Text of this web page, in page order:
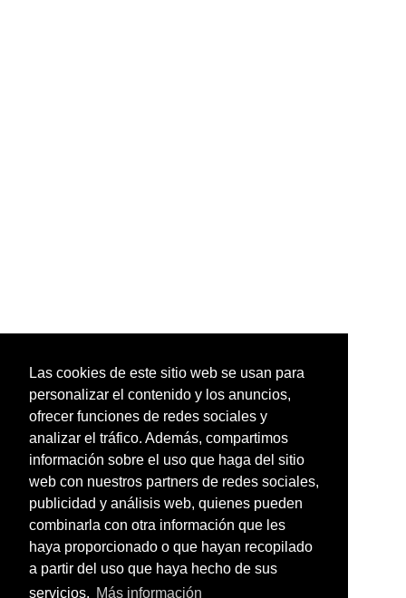
Las cookies de este sitio web se usan para
personalizar el contenido y los anuncios,
ofrecer funciones de redes sociales y
analizar el tráfico. Además, compartimos
información sobre el uso que haga del sitio
web con nuestros partners de redes sociales,
publicidad y análisis web, quienes pueden
combinarla con otra información que les
haya proporcionado o que hayan recopilado
a partir del uso que haya hecho de sus
servicios. Más información